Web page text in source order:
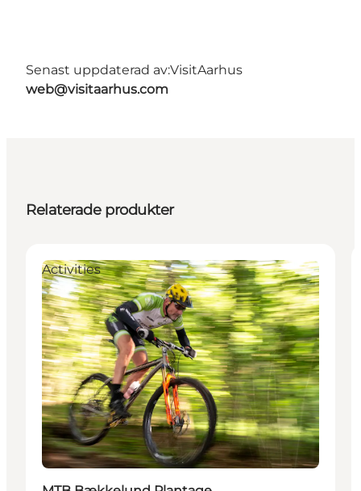
Senast uppdaterad av:VisitAarhus
web@visitaarhus.com
Relaterade produkter
Activities